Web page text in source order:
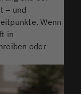
– und
Wenn
in
oder